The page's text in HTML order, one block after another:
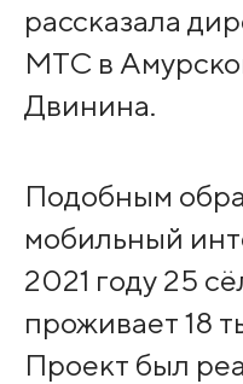
рассказала
МТС в
Двинина.
Подобным
мобильный
2021 году 25
проживает 18
Проект был